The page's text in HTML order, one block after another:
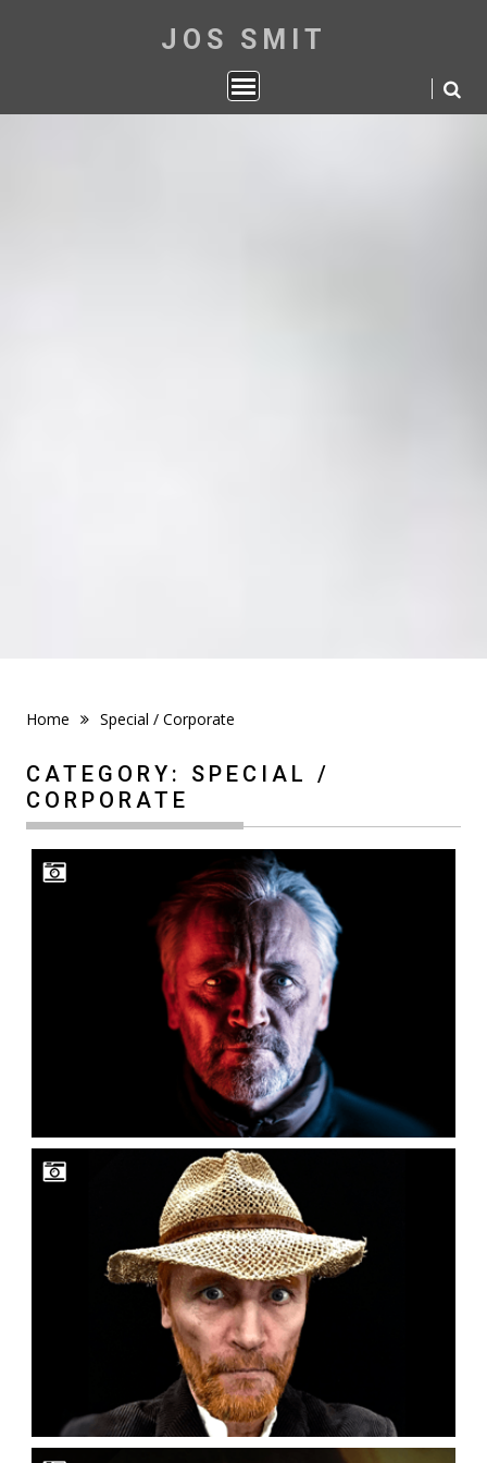
to
JOS SMIT
Home Special / Corporate
CATEGORY: SPECIAL /
CORPORATE